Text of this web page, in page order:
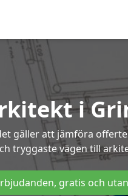
i
gäller att jämföra
tryggaste vägen till
gratis och